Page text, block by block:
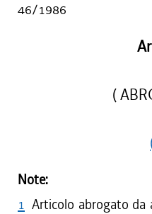
46/1986
(
Note:
1 Articolo abrogato da